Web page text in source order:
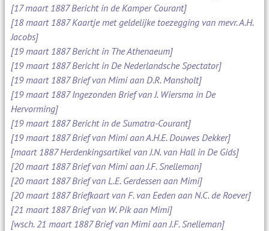
[17 maart 1887 Bericht in de Kamper Courant]
[18 maart 1887 Kaartje met geldelijke toezegging van mevr. A.H.
Jacobs]
[19 maart 1887 Bericht in The Athenaeum]
[19 maart 1887 Bericht in De Nederlandsche Spectator]
[19 maart 1887 Brief van Mimi aan D.R. Mansholt]
[19 maart 1887 Ingezonden Brief van J. Wiersma in De
Hervorming]
[19 maart 1887 Bericht in de Sumatra-Courant]
[19 maart 1887 Brief van Mimi aan A.H.E. Douwes Dekker]
[maart 1887 Herdenkingsartikel van J.N. van Hall in De Gids]
[20 maart 1887 Brief van Mimi aan J.F. Snelleman]
[20 maart 1887 Brief van L.E. Gerdessen aan Mimi]
[20 maart 1887 Briefkaart van F. van Eeden aan N.C. de Roever]
[21 maart 1887 Brief van W. Pik aan Mimi]
[wsch. 21 maart 1887 Brief van Mimi aan J.F. Snelleman]